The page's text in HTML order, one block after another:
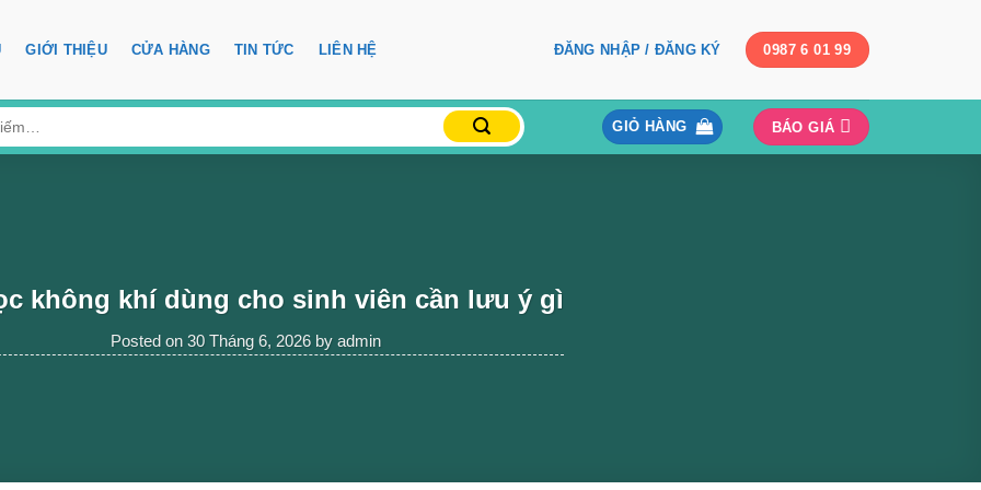
GIỚI THIỆU CỬA HÀNG TIN TỨC LIÊN HỆ ĐĂNG NHẬP / ĐĂNG KÝ 0987 6 01 99
GIỎ HÀNG BÁO GIÁ
không khí dùng cho sinh viên cần lưu ý gì
Posted on 30 Tháng 6, 2026by admin